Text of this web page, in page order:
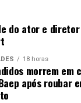
do ator e diretor
18 horas
morrem em
após roubar